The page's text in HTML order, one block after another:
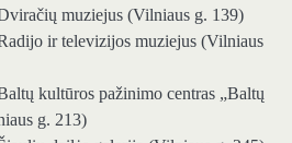
muziejus (Vilniaus g. 139)
ir televizijos muziejus (Vilniaus
kultūros pažinimo centras „Baltų
g. 213)